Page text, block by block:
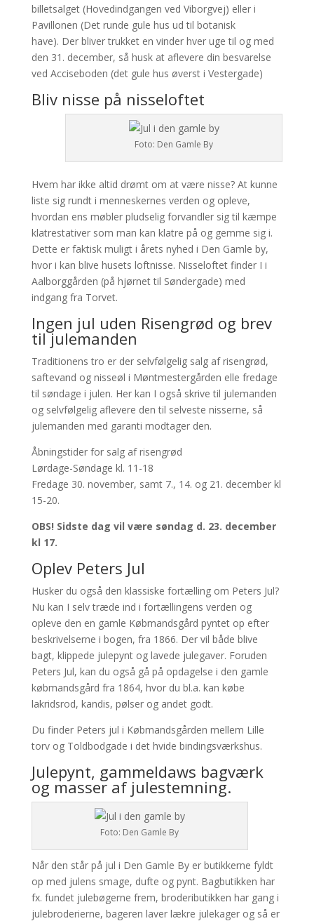
billetsalget (Hovedindgangen ved Viborgvej) eller i
Pavillonen (Det runde gule hus ud til botanisk
have). Der bliver trukket en vinder hver uge til og med
den 31. december, så husk at aflevere din besvarelse
ved Acciseboden (det gule hus øverst i Vestergade)
Bliv nisse på nisseloftet
Foto: Den Gamle By
Hvem har ikke altid drømt om at være nisse? At kunne
liste sig rundt i menneskernes verden og opleve,
hvordan ens møbler pludselig forvandler sig til kæmpe
klatrestativer som man kan klatre på og gemme sig i.
Dette er faktisk muligt i årets nyhed i Den Gamle by,
hvor i kan blive husets loftnisse. Nisseloftet finder I i
Aalborggården (på hjørnet til Søndergade) med
indgang fra Torvet.
Ingen jul uden Risengrød og brev
til julemanden
Traditionens tro er der selvfølgelig salg af risengrød,
saftevand og nisseøl i Møntmestergården elle fredage
til søndage i julen. Her kan I også skrive til julemanden
og selvfølgelig aflevere den til selveste nisserne, så
julemanden med garanti modtager den.
Åbningstider for salg af risengrød
Lørdage-Søndage kl. 11-18
Fredage 30. november, samt 7., 14. og 21. december kl
15-20.
OBS! Sidste dag vil være søndag d. 23. december
kl 17.
Oplev Peters Jul
Husker du også den klassiske fortælling om Peters Jul?
Nu kan I selv træde ind i fortællingens verden og
opleve den en gamle Købmandsgård pyntet op efter
beskrivelserne i bogen, fra 1866. Der vil både blive
bagt, klippede julepynt og lavede julegaver. Foruden
Peters Jul, kan du også gå på opdagelse i den gamle
købmandsgård fra 1864, hvor du bl.a. kan købe
lakridsrod, kandis, pølser og andet godt.
Du finder Peters jul i Købmandsgården mellem Lille
torv og Toldbodgade i det hvide bindingsværkshus.
Julepynt, gammeldaws bagværk
og masser af julestemning.
Foto: Den Gamle By
Når den står på jul i Den Gamle By er butikkerne fyldt
op med julens smage, dufte og pynt. Bagbutikken har
fx. fundet julebøgerne frem, brodeributikken har gang i
julebroderierne, bageren laver lækre julekager og så er